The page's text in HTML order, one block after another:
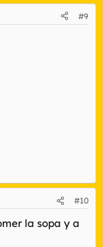
#9
#10
la sopa y a